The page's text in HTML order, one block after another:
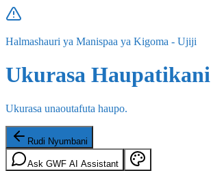
Halmashauri ya Manispaa ya Kigoma - Ujiji
Ukurasa Haupatikani
Ukurasa unaoutafuta haupo.
Rudi Nyumbani
Ask GWF AI Assistant